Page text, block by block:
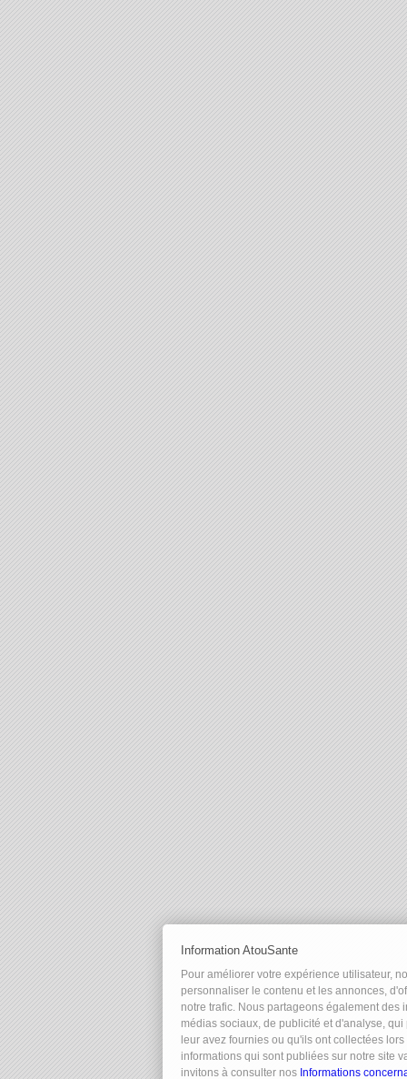
Information AtouSante
Pour améliorer votre expérience utilisateur,
personnaliser le contenu et les annonces,
notre trafic. Nous partageons également
médias sociaux, de publicité et d'analyse,
leur avez fournies ou qu'ils ont collectées
informations qui sont publiées sur notre site
invitons à consulter nos Informations